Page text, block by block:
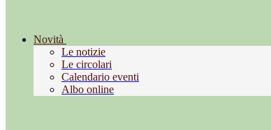
Novità
Le notizie
Le circolari
Calendario eventi
Albo online